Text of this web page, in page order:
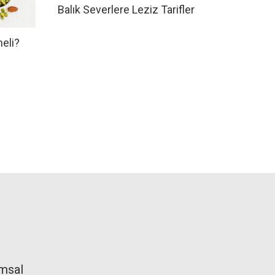
Balık Severlere Leziz Tarifler